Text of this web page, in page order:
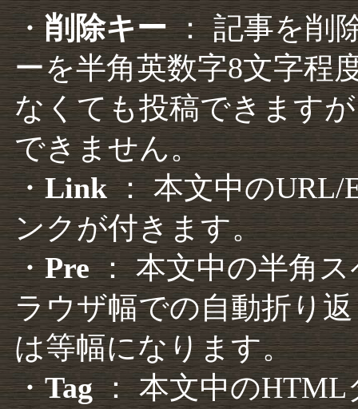
・削除キー： 記事を削
ーを半角英数字8文字程
なくても投稿できます
できません。
・Link： 本文中のURL/
ンクが付きます。
・Pre： 本文中の半角
ラウザ幅での自動折り
は等幅になります。
・Tag： 本文中のHTML